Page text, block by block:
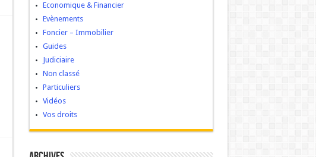
Economique & Financier
Evènements
Foncier – Immobilier
Guides
Judiciaire
Non classé
Particuliers
Vidéos
Vos droits